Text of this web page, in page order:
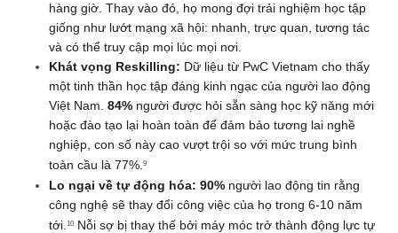
hàng giờ. Thay vào đó, họ mong đợi trải nghiệm học tập
giống như lướt mạng xã hội: nhanh, trực quan, tương tác
và có thể truy cập mọi lúc mọi nơi.
Khát vọng Reskilling: Dữ liệu từ PwC Vietnam cho thấy
một tinh thần học tập đáng kinh ngạc của người lao động
Việt Nam. 84% người được hỏi sẵn sàng học kỹ năng mới
hoặc đào tạo lại hoàn toàn để đảm bảo tương lai nghề
nghiệp, con số này cao vượt trội so với mức trung bình
toàn cầu là 77%. 9
Lo ngại về tự động hóa: 90% người lao động tin rằng
công nghệ sẽ thay đổi công việc của họ trong 6-10 năm
tới. 10 Nỗi sợ bị thay thế bởi máy móc trở thành động lực tự